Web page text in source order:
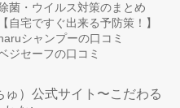
除菌・ウイルス対策のまとめ
【自宅ですぐ出来る予防策！】
シャンプーの口コミ
ジセーフの口コミ
）公式サイト〜こだわる